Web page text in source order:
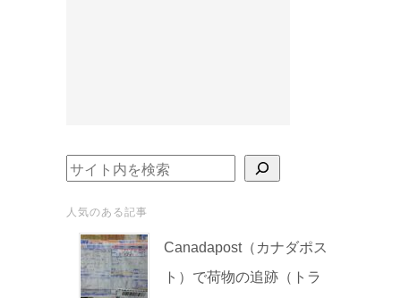
検索
人気のある記事
Canadapost（カナダポス
ト）で荷物の追跡（トラ